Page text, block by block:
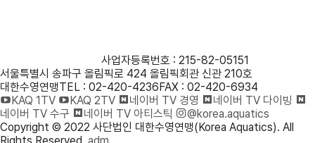
사업자등록번호 : 215-82-05151
서울특별시 송파구 올림픽로 424 올림픽회관 신관 210호
대한수영연맹TEL : 02-420-4236FAX : 02-420-6934
KAQ 1TV
KAQ 2TV 네이버 TV 경영
네이버 TV 다이빙
네이버 TV 수구
네이버 TV 아티스틱
@korea.aquatics
Copyright © 2022 사단법인 대한수영연맹(Korea Aquatics). All